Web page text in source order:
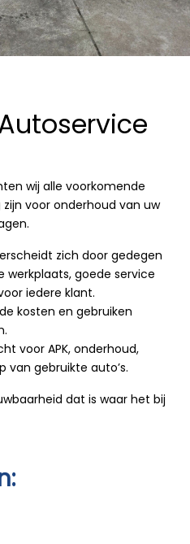
wij alle voorkomende
voor onderhoud van uw
zich door gedegen
goede service
iedere klant.
kosten en gebruiken
voor APK, onderhoud,
van gebruikte auto’s.
dat is waar het bij